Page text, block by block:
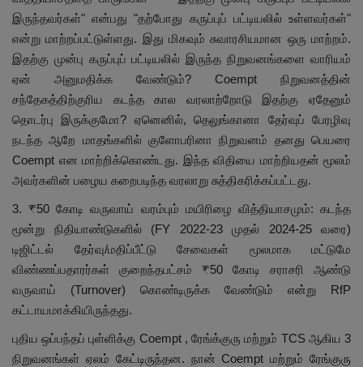
இருந்தவர்கள்" என்பது "தற்போது கருப்புப் பட்டியலில் உள்ளவர்கள்"
என்று மாற்றப்பட்டுள்ளது. இது மிகவும் சுவாரசியமான ஒரு மாற்றம்.
இதற்கு முன்பு கருப்புப் பட்டியலில் இருந்த நிறுவனங்களை வாரியம்
ஏன் அனுமதிக்க வேண்டும்? Coempt நிறுவனத்தின்
சந்தேகத்திற்குரிய கடந்த கால வரலாற்றோடு இதற்கு ஏதேனும்
தொடர்பு இருக்குமோ? ஏனெனில், தெலுங்கானா தேர்வுப் பேரழிவு
நடந்த ஆறே மாதங்களில் குளோபரினா நிறுவனம் தனது பெயரை
Coempt என மாற்றிக்கொண்டது. இந்த விதியை மாற்றியதன் மூலம்
அவர்களின் பழைய கறைபடிந்த வரலாறு சுத்திகரிக்கப்பட்டது.
3. ₹50 கோடி வருவாய் வரம்பும் மயிரிழை வித்தியாசமும்: கடந்த
மூன்று நிதியாண்டுகளில் (FY 2022-23 முதல் 2024-25 வரை)
டிஜிட்டல் தேர்வு/மதிப்பீட்டு சேவைகள் மூலமாக மட்டுமே
விண்ணப்பதாரர்கள் குறைந்தபட்சம் ₹50 கோடி சராசரி ஆண்டு
வருவாய் (Turnover) கொண்டிருக்க வேண்டும் என்று RfP
கட்டாயமாக்கியிருந்தது.
புதிய ஒப்பந்தப் புள்ளிக்கு Coempt , ரேங்க்குரு மற்றும் TCS ஆகிய 3
நிறுவனங்கள் ஏலம் கேட்டிருந்தன. நான் Coempt மற்றும் ரேங்குரு